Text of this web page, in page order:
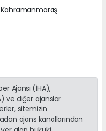
Kahramanmaraş
Ajansı (İHA),
ve diğer ajanslar
sitemizin
ajans kanallarından